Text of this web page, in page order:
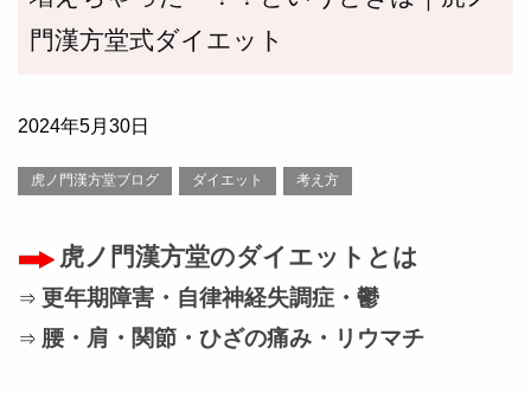
門漢方堂式ダイエット
2024年5月30日
虎ノ門漢方堂ブログ ダイエット 考え方
虎ノ門漢方堂のダイエットとは
⇒ 更年期障害・自律神経失調症・鬱
⇒ 腰・肩・関節・ひざの痛み・リウマチ